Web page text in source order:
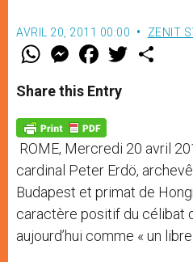
AVRIL 20, 2011 00:00 ZENIT
W
t
s
p
p
M
e
s
e
g
e
r
F
a
e
b
o
k
w
Share this Entry
ROME, Mercredi 20 avril
cardinal Peter Erdö,
Budapest et primat de
caractère positif du célibat
aujourd’hui comme « un